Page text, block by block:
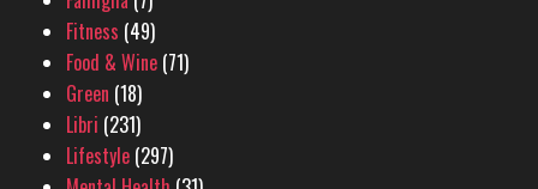
Fitness (49)
Food & Wine (71)
Green (18)
Libri (231)
Lifestyle (297)